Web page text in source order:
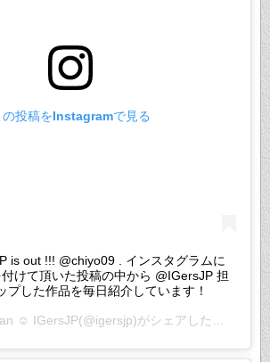
の投稿をInstagramで見る
is out !!! @chiyo09 . インスタグラムに
けて頂いた投稿の中から @IGersJP 担
プした作品を毎日紹介しています！
☺︎ IGersJP(@igersjp)がシェアした投稿 –